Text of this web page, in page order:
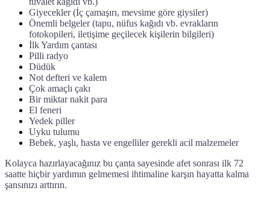
Giyecekler (İç çamaşırı, mevsime göre giysiler)
Önemli belgeler (tapu, nüfus kağıdı vb. evrakların
fotokopileri, iletişime geçilecek kişilerin bilgileri)
İlk Yardım çantası
Pilli radyo
Düdük
Not defteri ve kalem
Çok amaçlı çakı
Bir miktar nakit para
El feneri
Yedek piller
Uyku tulumu
Bebek, yaşlı, hasta ve engelliler gerekli acil malzemeler
Kolayca hazırlayacağınız bu çanta sayesinde afet sonrası ilk 72
saatte hiçbir yardımın gelmemesi ihtimaline karşın hayatta kalma
şansınızı arttırın.